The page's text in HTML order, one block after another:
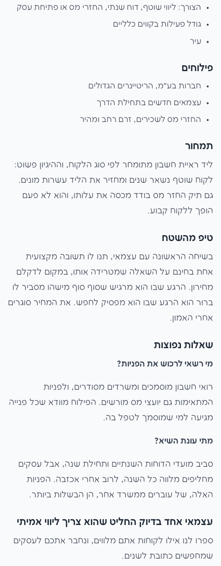
הצורך: ליווי שוטף, דוח שנתי, החזרי מס או פתיחת עסק
גודל פעילות בקווים כלליים
עיר
פילוחים
חברות בע״מ, הריטיינרים הגדולים
עצמאים חדשים בתחילת הדרך
החזרי מס לשכירים, זרם רחב ומהיר
תמחור
ליד ראיית חשבון מתומחר לפי סוג הלקוח, וההיגיון פשוט:
לקוח שוטף נשאר שנים ומחזיר את הליד עשרות מונים.
גם תיק החזר מס בודד מכסה את עלותו, והוא לא פעם
הופך ללקוח קבוע.
טיפ מהשטח
בשיחה הראשונה עם עצמאי, תנו לו תשובה מקצועית
אחת בחינם על השאלה שמטרידה אותו, במקום לדקלם
מחירון. הרגע שבו הוא מרגיש שסוף סוף מישהו מסביר לו
ברור הוא הרגע שבו הוא מפסיק לחפש. את המחיר סוגרים
אחרי האמון.
שאלות נפוצות
מי רשאי לרכוש את הפניות?
רואי חשבון מוסמכים ומשרדים מסודרים, ולפניות
המתאימות גם יועצי מס מורשים. הפילוח מוודא שכל פנייה
מגיעה למי שמוסמך לטפל בה.
מתי עונת השיא?
סביב מועדי הדוחות השנתיים ותחילת שנה, אבל עסקים
מחליפים מלווה כל השנה, לרוב אחרי אכזבה. הפניות
האלה, של עוברים ממשרד אחר, הן הבשלות ביותר.
עצמאי אחד בדיוק החליט שהוא צריך ליווי אמיתי
ספרו לנו אילו לקוחות אתם מלווים, ונחבר אתכם לעסקים
שמחפשים כתובת לשנים.